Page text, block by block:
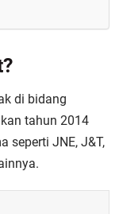
di bidang
tahun 2014
seperti JNE, J&T,